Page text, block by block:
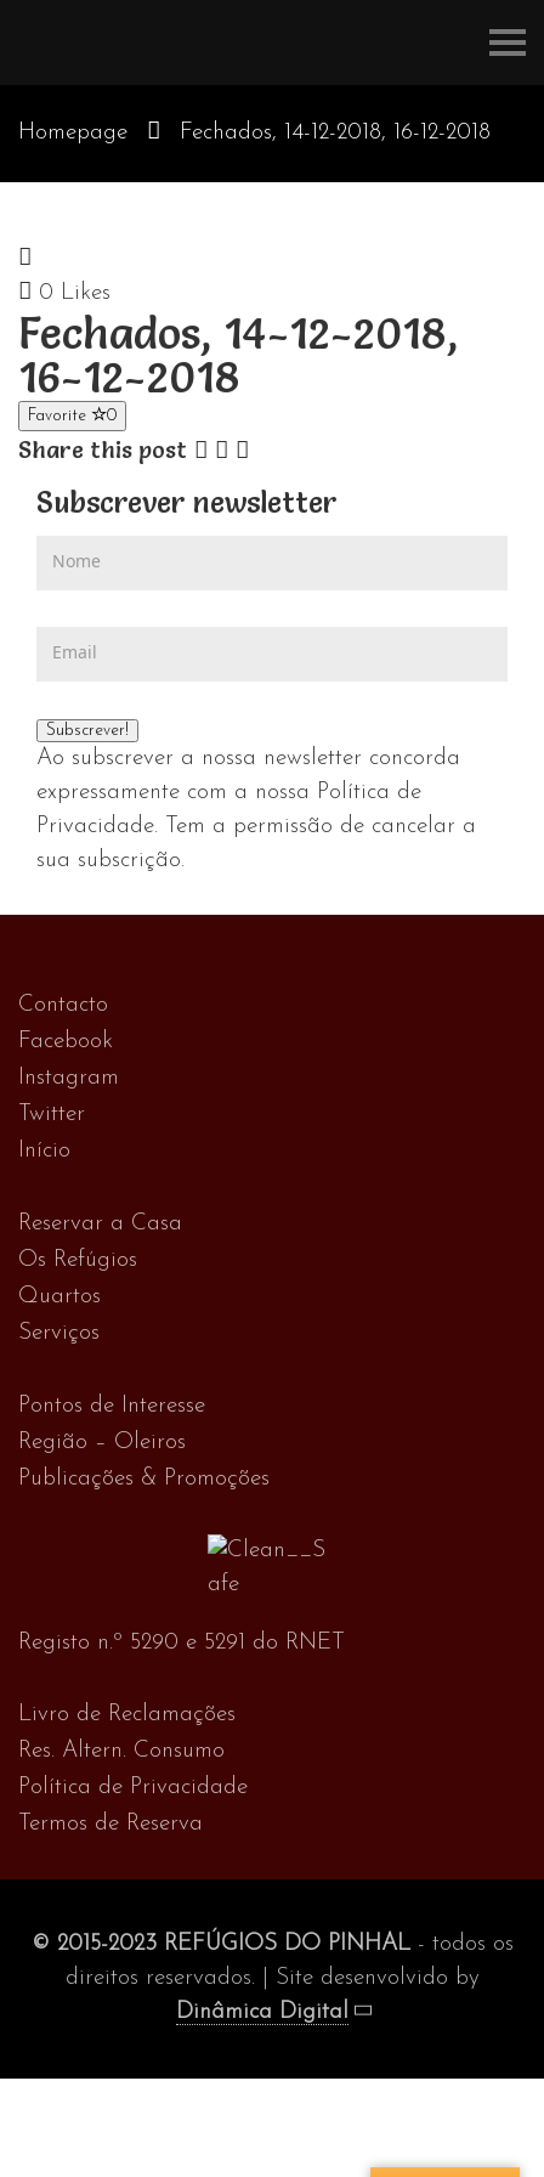
Homepage Fechados, 14-12-2018, 16-12-2018
0 Likes
Fechados, 14-12-2018,
16-12-2018
Favorite 0
Share this post
Subscrever newsletter
Ao subscrever a nossa newsletter concorda
expressamente com a nossa Política de
Privacidade. Tem a permissão de cancelar a
sua subscrição.
Contacto
Facebook
Instagram
Twitter
Início
Reservar a Casa
Os Refúgios
Quartos
Serviços
Pontos de Interesse
Região – Oleiros
Publicações & Promoções
Registo n.º 5290 e 5291 do RNET
Livro de Reclamações
Res. Altern. Consumo
Política de Privacidade
Termos de Reserva
© 2015-2023 REFÚGIOS DO PINHAL- todos os
direitos reservados. | Site desenvolvido by
Dinâmica Digital